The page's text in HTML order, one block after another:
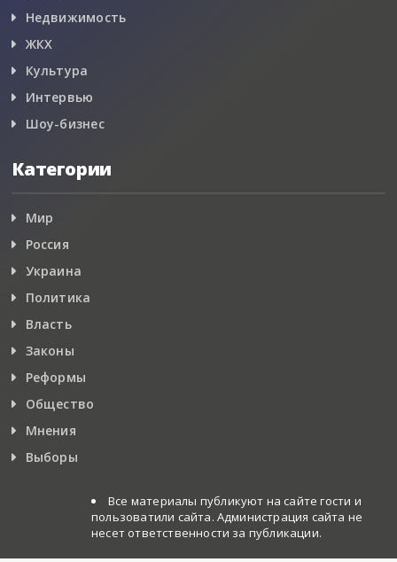
Недвижимость
ЖКХ
Культура
Интервью
Шоу-бизнес
Категории
Мир
Россия
Украина
Политика
Власть
Законы
Реформы
Общество
Мнения
Выборы
Все материалы публикуют на сайте гости и
пользоватили сайта. Администрация сайта не
несет ответственности за публикации.